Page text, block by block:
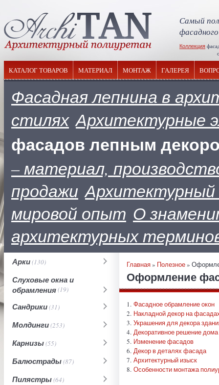
Самый
Коллекция
КАТАЛОГ ТОВАРОВ МАТЕРИАЛ МОНТАЖ ГАЛЕРЕЯ
Фасадная лепнина в
стилях Архитектурные
фасадов лепным
– материал,
продажи Архитектурный
мировой опыт О
архитектурных
Арки(130)
Слуховые окна и
обрамления(19)
Сандрики(31)
Молдинги(253)
Карнизы(55)
Балюстрады(87)
Пилястры(64)
Главная» Полезное»
Оформление
1. Фасадное обрамление окон
2. Накладной декор на
3. Украшения для декора
4. Декоративное решение дома
5. Изменение фасадов
6. Декор в деталях фасада
7. Архитектурный изыск
8. Особенности монтажа